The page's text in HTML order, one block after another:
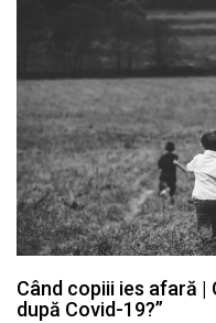
Când copiii ies afară |
după Covid-19?”